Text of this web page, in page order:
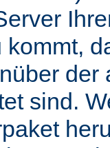
kommt,
der
sind.